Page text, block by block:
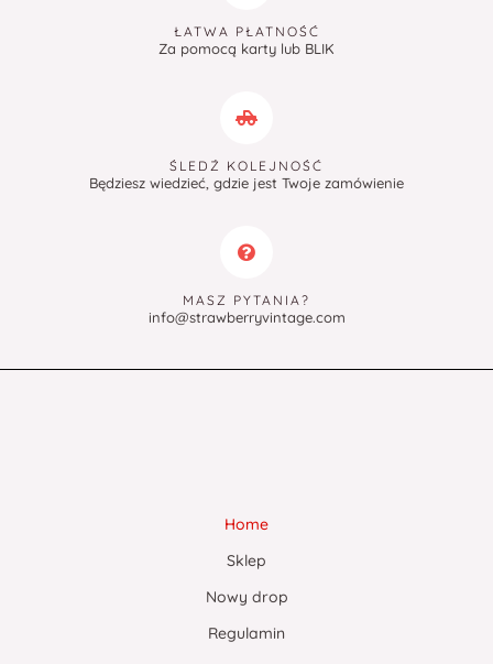
ŁATWA PŁATNOŚĆ
Za pomocą karty lub BLIK
ŚLEDŹ KOLEJNOŚĆ
Będziesz wiedzieć, gdzie jest Twoje zamówienie
MASZ PYTANIA?
info@strawberryvintage.com
Home
Sklep
Nowy drop
Regulamin